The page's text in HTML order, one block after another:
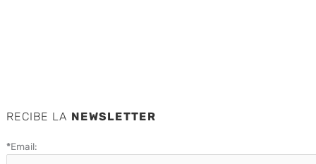
RECIBE LA NEWSLETTER
*Email: